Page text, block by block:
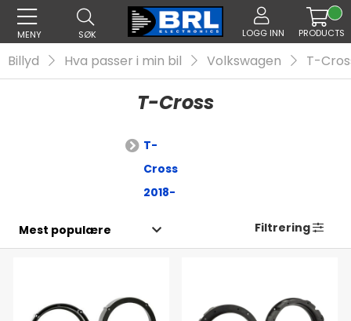
MENY SØK LOGG INN PRODUCTS
Billyd Hva passer i min bil Volkswagen T-
T-Cross
T-
Cross
2018-
Filtrering